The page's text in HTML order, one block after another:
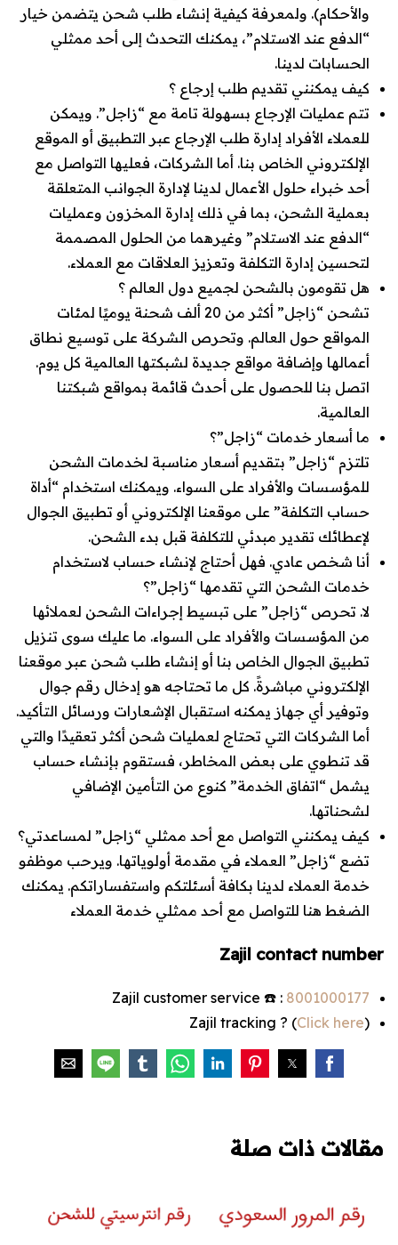
والأحكام). ولمعرفة كيفية إنشاء طلب شحن يتضمن خيار
“الدفع عند الاستلام”، يمكنك التحدث إلى أحد ممثلي
الحسابات لدينا.
كيف يمكنني تقديم طلب إرجاع ؟
تتم عمليات الإرجاع بسهولة تامة مع “زاجل”. ويمكن
للعملاء الأفراد إدارة طلب الإرجاع عبر التطبيق أو الموقع
الإلكتروني الخاص بنا. أما الشركات، فعليها التواصل مع
أحد خبراء حلول الأعمال لدينا لإدارة الجوانب المتعلقة
بعملية الشحن، بما في ذلك إدارة المخزون وعمليات
“الدفع عند الاستلام” وغيرهما من الحلول المصممة
لتحسين إدارة التكلفة وتعزيز العلاقات مع العملاء.
هل تقومون بالشحن لجميع دول العالم ؟
تشحن “زاجل” أكثر من 20 ألف شحنة يوميًا لمئات
المواقع حول العالم. وتحرص الشركة على توسيع نطاق
أعمالها وإضافة مواقع جديدة لشبكتها العالمية كل يوم.
اتصل بنا للحصول على أحدث قائمة بمواقع شبكتنا
العالمية.
ما أسعار خدمات “زاجل”؟
تلتزم “زاجل” بتقديم أسعار مناسبة لخدمات الشحن
للمؤسسات والأفراد على السواء. ويمكنك استخدام “أداة
حساب التكلفة” على موقعنا الإلكتروني أو تطبيق الجوال
لإعطائك تقدير مبدئي للتكلفة قبل بدء الشحن.
أنا شخص عادي. فهل أحتاج لإنشاء حساب لاستخدام
خدمات الشحن التي تقدمها “زاجل”؟
لا. تحرص “زاجل” على تبسيط إجراءات الشحن لعملائها
من المؤسسات والأفراد على السواء. ما عليك سوى تنزيل
تطبيق الجوال الخاص بنا أو إنشاء طلب شحن عبر موقعنا
الإلكتروني مباشرةً. كل ما تحتاجه هو إدخال رقم جوال
وتوفير أي جهاز يمكنه استقبال الإشعارات ورسائل التأكيد.
أما الشركات التي تحتاج لعمليات شحن أكثر تعقيدًا والتي
قد تنطوي على بعض المخاطر، فستقوم بإنشاء حساب
يشمل “اتفاق الخدمة” كنوع من التأمين الإضافي
لشحناتها.
كيف يمكنني التواصل مع أحد ممثلي “زاجل” لمساعدتي؟
تضع “زاجل” العملاء في مقدمة أولوياتها. ويرحب موظفو
خدمة العملاء لدينا بكافة أسئلتكم واستفساراتكم. يمكنك
الضغط هنا للتواصل مع أحد ممثلي خدمة العملاء
Zajil contact number
Zajil customer service ☎️ : 8001000177
(
Click here
) ? Zajil tracking
مقالات ذات صلة